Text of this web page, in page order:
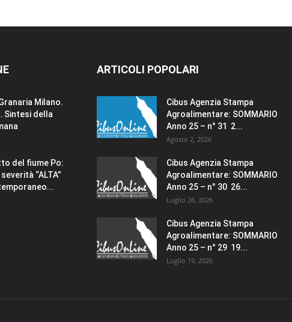
Milano.
Sintesi della
del fiume Po:
“ALTA”
ARTICOLI POPOLARI
Cibus Agenzia Stampa
Agroalimentare: SOMMARIO
Anno 25 – n° 31 2...
Agosto 2, 2026
Cibus Agenzia Stampa
Agroalimentare: SOMMARIO
Anno 25 – n° 30 26...
Luglio 26, 2026
Cibus Agenzia Stampa
Agroalimentare: SOMMARIO
Anno 25 – n° 29 19...
Luglio 19, 2026